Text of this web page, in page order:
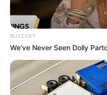
BUZZDAY
We’ve Never Seen Dolly